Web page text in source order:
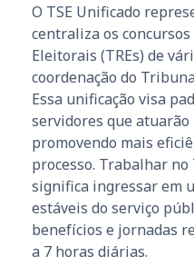
O TSE Unificado
centraliza os
Eleitorais (TREs) de
coordenação do
Essa unificação visa
servidores que atuarão
promovendo mais
processo. Trabalhar no
significa ingressar em
estáveis do serviço
benefícios e jornadas
a 7 horas diárias.